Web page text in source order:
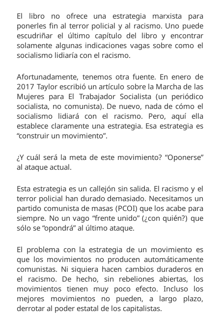
El libro no ofrece una estrategia marxista para
ponerles fin al terror policial y al racismo. Uno puede
escudriñar el último capítulo del libro y encontrar
solamente algunas indicaciones vagas sobre como el
socialismo lidiaría con el racismo.
Afortunadamente, tenemos otra fuente. En enero de
2017 Taylor escribió un artículo sobre la Marcha de las
Mujeres para El Trabajador Socialista (un periódico
socialista, no comunista). De nuevo, nada de cómo el
socialismo lidiará con el racismo. Pero, aquí ella
establece claramente una estrategia. Esa estrategia es
“construir un movimiento”.
¿Y cuál será la meta de este movimiento? “Oponerse”
al ataque actual.
Esta estrategia es un callejón sin salida. El racismo y el
terror policial han durado demasiado. Necesitamos un
partido comunista de masas (PCOI) que los acabe para
siempre. No un vago “frente unido” (¿con quién?) que
sólo se “opondrá” al último ataque.
El problema con la estrategia de un movimiento es
que los movimientos no producen automáticamente
comunistas. Ni siquiera hacen cambios duraderos en
el racismo. De hecho, sin rebeliones abiertas, los
movimientos tienen muy poco efecto. Incluso los
mejores movimientos no pueden, a largo plazo,
derrotar al poder estatal de los capitalistas.